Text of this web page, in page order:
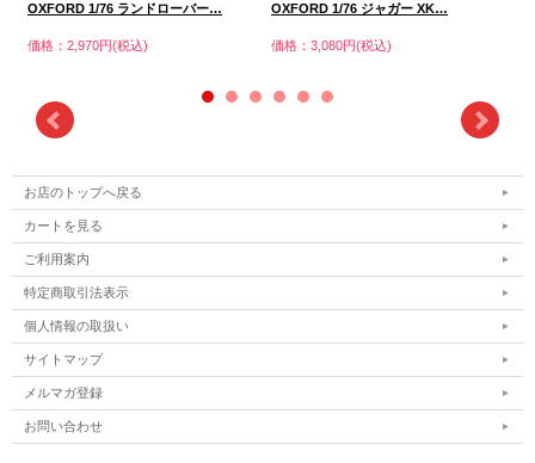
OXFORD 1/76 ランドローバー…
価格：2,970円(税込)
OXFORD 1/76 ジャガー XK…
価格：3,080円(税込)
お店のトップへ戻る
カートを見る
ご利用案内
特定商取引法表示
個人情報の取扱い
サイトマップ
メルマガ登録
お問い合わせ